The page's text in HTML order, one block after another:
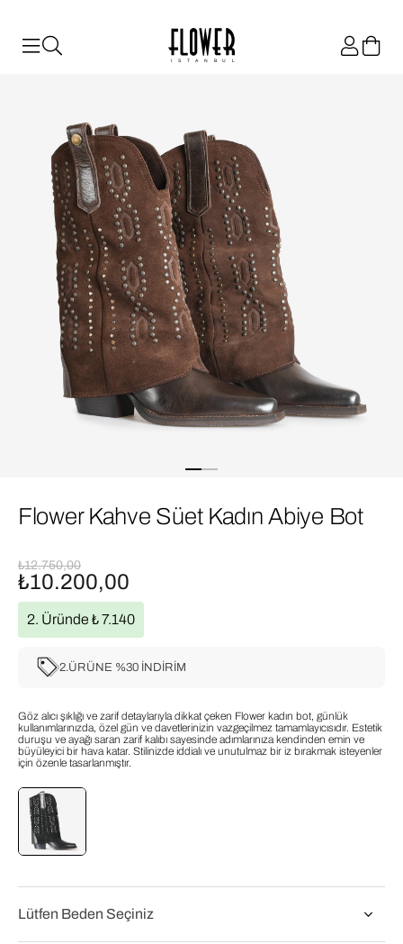
ISTANBUL
Flower Kahve Süet Kadın Abiye Bot
₺12.750,00
₺10.200,00
2.ÜRÜNE %30 İNDİRİM
2. Üründe ₺ 7.140
Göz alıcı şıklığı ve zarif detaylarıyla dikkat çeken Flower kadın bot, günlük
kullanımlarınızda, özel gün ve davetlerinizin vazgeçilmez tamamlayıcısıdır. Estetik
duruşu ve ayağı saran zarif kalıbı sayesinde adımlarınıza kendinden emin ve
büyüleyici bir hava katar. Stilinizde iddialı ve unutulmaz bir iz bırakmak isteyenler
için özenle tasarlanmıştır.
₺10.200,00
₺12.750,00